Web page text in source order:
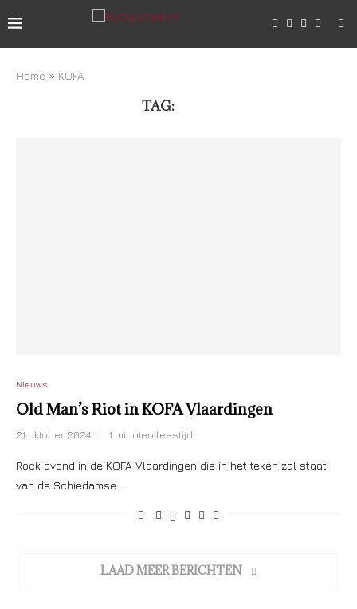
Home » KOFA
TAG:
Nieuws
Old Man’s Riot in KOFA Vlaardingen
21 oktober 2024 1 minuten leestijd
Rock avond in de KOFA Vlaardingen die in het teken zal staat
van de Schiedamse …
LAAD MEER BERICHTEN